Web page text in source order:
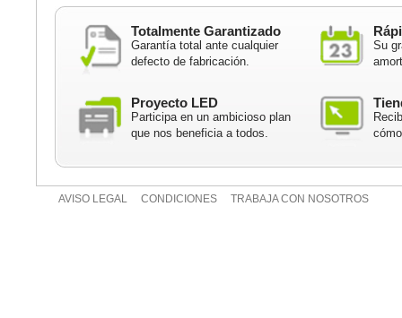
Totalmente Garantizado
Garantía total ante cualquier
defecto de fabricación.
Su
Proyecto LED
Participa en un ambicioso plan
que nos beneficia a todos.
AVISO LEGAL CONDICIONES TRABAJA CON NOSOTROS